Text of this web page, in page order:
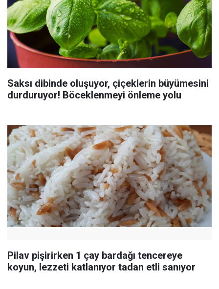
Saksı dibinde oluşuyor, çiçeklerin büyümesini
durduruyor! Böceklenmeyi önleme yolu
Pilav pişirirken 1 çay bardağı tencereye
koyun, lezzeti katlanıyor tadan etli sanıyor